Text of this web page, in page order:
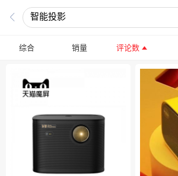
综合 销量 评论数